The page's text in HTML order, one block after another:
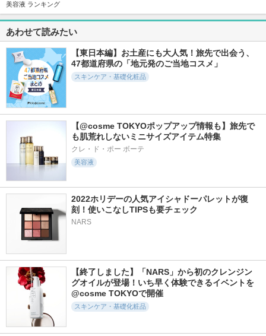
タカミスキンピール
ューブ)
タイプ リフレシン
グシトラスの香り
アテニア
5.4
ホワイトトリュフフ
ァーストスプレーセ
d'Alba(ダルバ)
5.0
6555件
ドクダミ77 スージ
ングトナー
5.6
4299件
アトバリア365 クリ
ーム
AESTURA
5.5
5007件
モイストケア ロー
ション ＥＸ
美容液 ランキング
あわせて読みたい
【東日本編】お土産にも大人気！旅先で出会う、
47都道府県の「地元発のご当地コスメ」
スキンケア・基礎化粧品
【@cosme TOKYOポップアップ情報も】旅先で
も肌荒れしないミニサイズアイテム特集
クレ・ド・ポー ボーテ
美容液
2022ホリデーの人気アイシャドーパレットが復
刻！使いこなしTIPSも要チェック
NARS
【終了しました】「NARS」から初のクレンジン
グオイルが登場！いち早く体験できるイベントを
@cosme TOKYOで開催
スキンケア・基礎化粧品